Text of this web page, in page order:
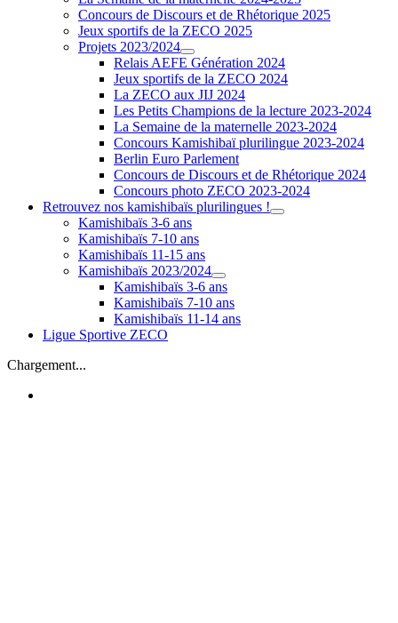
Concours de Discours et de Rhétorique 2025
Jeux sportifs de la ZECO 2025
Projets 2023/2024
Relais AEFE Génération 2024
Jeux sportifs de la ZECO 2024
La ZECO aux JIJ 2024
Les Petits Champions de la lecture 2023-2024
La Semaine de la maternelle 2023-2024
Concours Kamishibaï plurilingue 2023-2024
Berlin Euro Parlement
Concours de Discours et de Rhétorique 2024
Concours photo ZECO 2023-2024
Retrouvez nos kamishibaïs plurilingues !
Kamishibaïs 3-6 ans
Kamishibaïs 7-10 ans
Kamishibaïs 11-15 ans
Kamishibaïs 2023/2024
Kamishibaïs 3-6 ans
Kamishibaïs 7-10 ans
Kamishibaïs 11-14 ans
Ligue Sportive ZECO
Chargement...